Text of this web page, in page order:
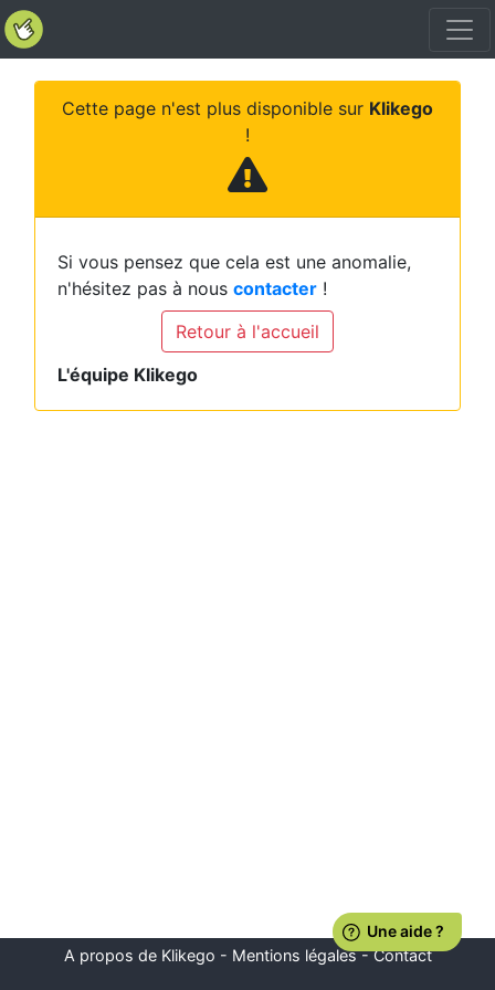
Cette page n'est plus disponible sur Klikego
!
Si vous pensez que cela est une anomalie,
n'hésitez pas à nous contacter !
Retour à l'accueil
L'équipe Klikego
A propos de Klikego - Mentions légales-Contact